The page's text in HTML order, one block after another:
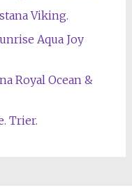
Viking.
Aqua Joy
Royal Ocean &
Trier.